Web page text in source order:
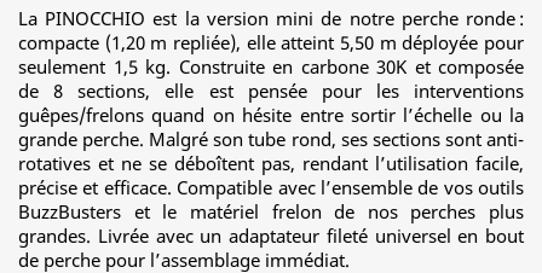
La PINOCCHIO est la version mini de notre perche ronde :
compacte (1,20 m repliée), elle atteint 5,50 m déployée pour
seulement 1,5 kg. Construite en carbone 30K et composée
de 8 sections, elle est pensée pour les interventions
guêpes/frelons quand on hésite entre sortir l’échelle ou la
grande perche. Malgré son tube rond, ses sections sont anti-
rotatives et ne se déboîtent pas, rendant l’utilisation facile,
précise et efficace. Compatible avec l’ensemble de vos outils
BuzzBusters et le matériel frelon de nos perches plus
grandes. Livrée avec un adaptateur fileté universel en bout
de perche pour l’assemblage immédiat.